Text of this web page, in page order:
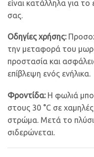
είναι κατάλληλα για
σας.
Οδηγίες χρήσης:
την μεταφορά του
προστασία και
επίβλεψη ενός ενήλικα.
Φροντίδα:Η φωλιά
στους 30 °C σε
στρώμα. Μετά το
σιδερώνεται.